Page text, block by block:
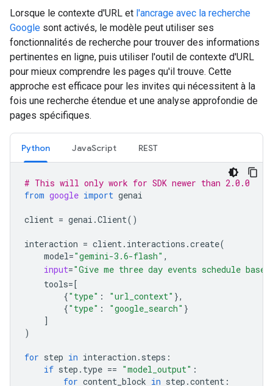
Lorsque le contexte d'URL et l'ancrage avec la recherche
Google sont activés, le modèle peut utiliser ses
fonctionnalités de recherche pour trouver des informations
pertinentes en ligne, puis utiliser l'outil de contexte d'URL
pour mieux comprendre les pages qu'il trouve. Cette
approche est efficace pour les invites qui nécessitent à la
fois une recherche étendue et une analyse approfondie de
pages spécifiques.
Python JavaScript REST
# This will only work for SDK newer than 2.0.0
from google import genai
client = genai .Client()
interaction = client. interactions .create(
model="gemini-3.6-flash" ,
input="Give me three day events schedule
tools=[
{"type" : "url_context" },
{"type" : "google_search" }
]
)
for step in interaction . steps :
if step . type == "model_output" :
for content_block in step .content :